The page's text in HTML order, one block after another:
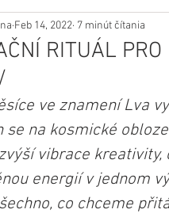
RITUÁL
Feb 14, 2022 7 minút čítania
ve znamení Lva
se na kosmické
vibrace
energií v jednom
co chceme